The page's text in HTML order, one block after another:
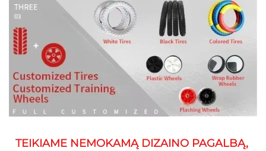
TEIKIAME NEMOKAMĄ DIZAINO PAGALBĄ,